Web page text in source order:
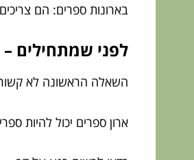
בארונות ספרים: הם
לפני שמתחילים
השאלה הראשונה לא
ארון ספרים יכול להיות